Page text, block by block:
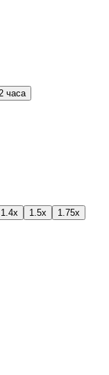
2 часа
1.4x 1.5x
1.75x